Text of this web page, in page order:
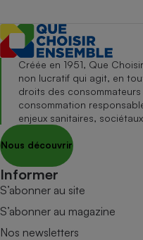
Créée en 1951, Que
non lucratif qui agit, en
droits des
consommation
enjeux sanitaires,
Nous découvrir
Informer
S’abonner au site
S’abonner au magazine
Nos newsletters